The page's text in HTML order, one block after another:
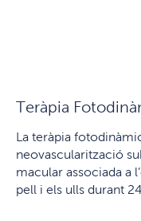
Teràpia
La teràpia
neovascularització
macular associada a
pell i els ulls durant